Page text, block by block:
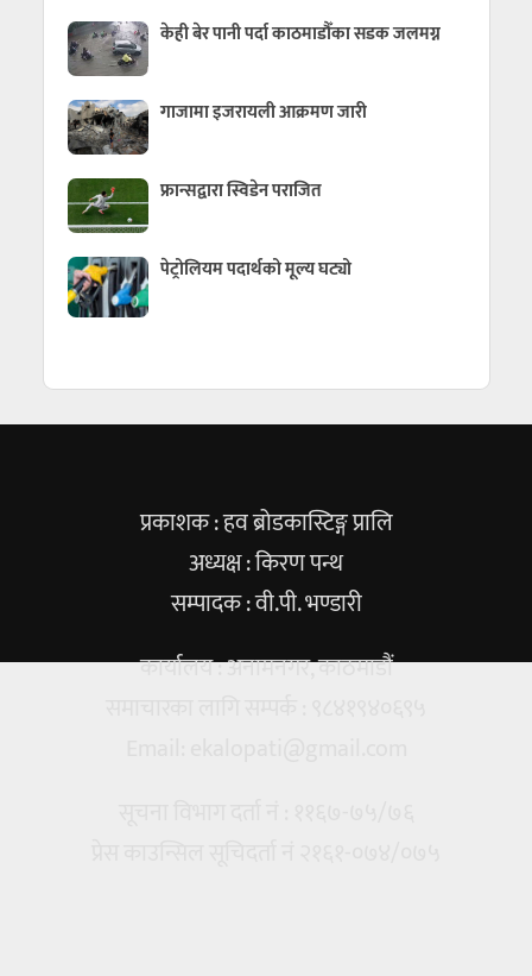
केही बेर पानी पर्दा काठमाडौँका सडक जलमग्न
गाजामा इजरायली आक्रमण जारी
फ्रान्सद्वारा स्विडेन पराजित
पेट्रोलियम पदार्थको मूल्य घट्यो
प्रकाशक : हव ब्रोडकास्टिङ्ग प्रालि
अध्यक्ष : किरण पन्थ
सम्पादक : वी.पी. भण्डारी
कार्यालय : अनामनगर, काठमाडौं